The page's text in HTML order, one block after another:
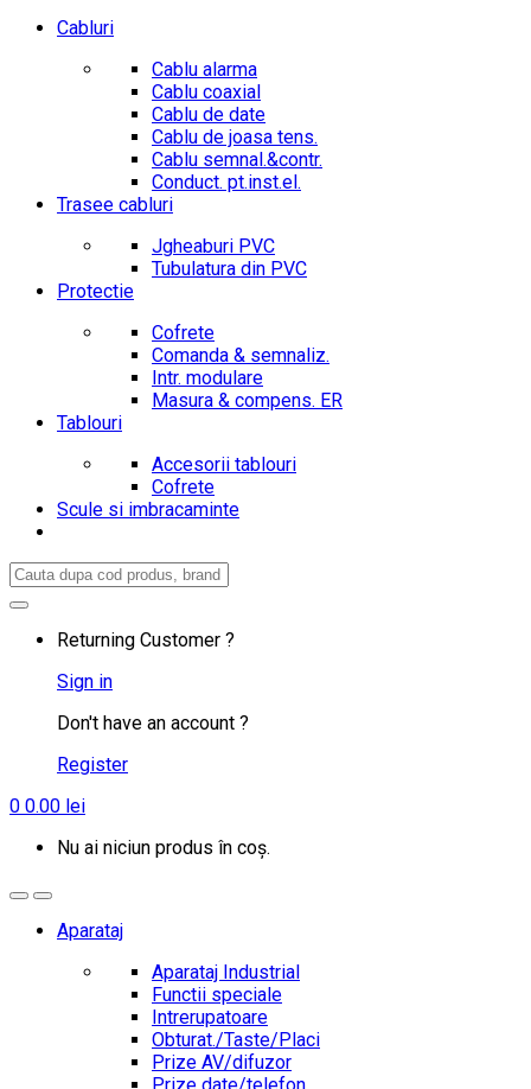
Cabluri
Cablu alarma
Cablu coaxial
Cablu de date
Cablu de joasa tens.
Cablu semnal.&contr.
Conduct. pt.inst.el.
Trasee cabluri
Jgheaburi PVC
Tubulatura din PVC
Protectie
Cofrete
Comanda & semnaliz.
Intr. modulare
Masura & compens. ER
Tablouri
Accesorii tablouri
Cofrete
Scule si imbracaminte
Search
Returning Customer ?
Sign in
Don't have an account ?
Register
0 0.00 lei
Nu ai niciun produs în coș.
Aparataj
Aparataj Industrial
Functii speciale
Intrerupatoare
Obturat./Taste/Placi
Prize AV/difuzor